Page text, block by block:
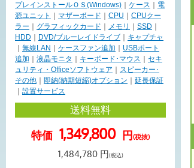
プレインストールＯＳ(Windows)
ケース
電
源ユニット
マザーボード CPU
CPUクー
ラー
グラフィックカード メモリ SSD
HDD
DVD/ブルーレイドライブ
キャプチャ
無線LAN ケースファン追加
USBポート
追加
液晶モニタ キーボード･マウス
セキ
ュリティ・Officeソフトウェア
スピーカー･
その他
即納(納期短縮)オプション
延長保証
設置サービス
送料無料
特価 1,349,800 円(税抜)
1,484,780円(税込)